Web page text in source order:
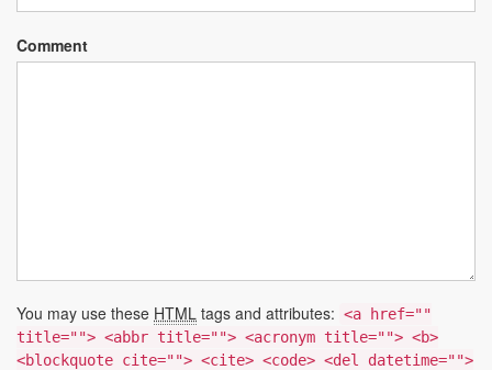
Comment
You may use these HTML tags and attributes: <a href=""
title=""> <abbr title=""> <acronym title=""> <b>
<blockquote cite=""> <cite> <code> <del datetime="">